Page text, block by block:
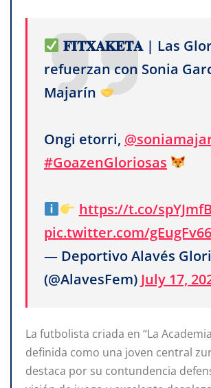
𝐅𝐈𝐓𝐗𝐀𝐊𝐄𝐓𝐀 | Las
refuerzan con Sonia
Majarín
Ongi etorri,
#GoazenGloriosas
https://t.co/
pic.twitter.com/
— Deportivo Alavés
(@AlavesFem) July 17,
La futbolista criada en “La
definida como una joven central
destaca por su contundencia